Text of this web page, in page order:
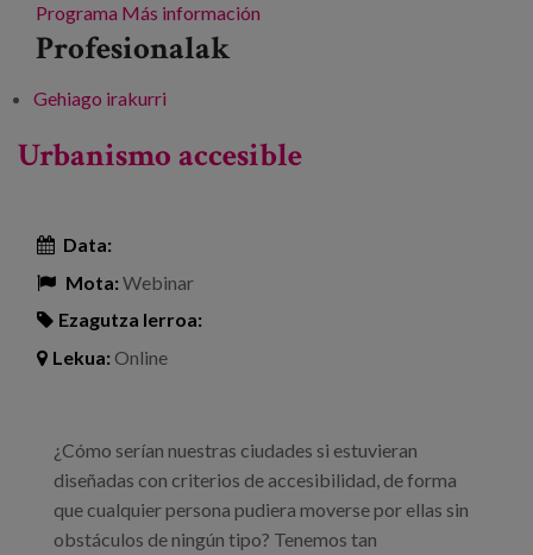
Programa Más información
Profesionalak
Gehiago irakurri
Urbanismo accesible
Data:
Mota:Webinar
Ezagutza lerroa:
Lekua:Online
¿Cómo serían nuestras ciudades si estuvieran
diseñadas con criterios de accesibilidad, de forma
que cualquier persona pudiera moverse por ellas sin
obstáculos de ningún tipo? Tenemos tan